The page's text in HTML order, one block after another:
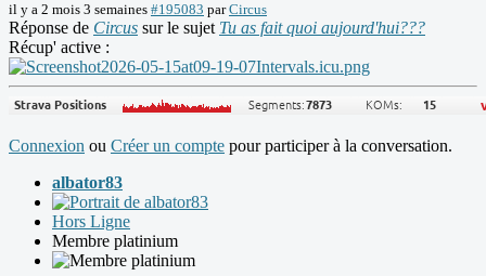
il y a 2 mois 3 semaines #195083 parCircus
Réponse de Circus sur le sujet Tu as fait quoi aujourd'hui???
Récup' active :
Connexion ou Créer un compte pour participer à la conversation.
albator83
Hors Ligne
Membre platinium